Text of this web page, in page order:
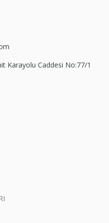
Karayolu Caddesi No:77/1